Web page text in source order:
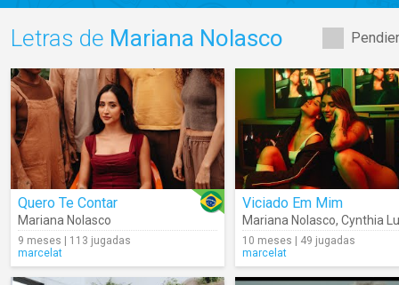
Letras de Mariana Nolasco
Quero Te Contar
Mariana Nolasco
9 meses | 113 jugadas
marcelat
Viciado Em Mim
Mariana Nolasco, Cynthia
10 meses | 49 jugadas
marcelat